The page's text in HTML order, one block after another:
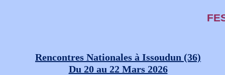
Rencontres Nationales à Issoudun (36)
Du 20 au 22 Mars 2026